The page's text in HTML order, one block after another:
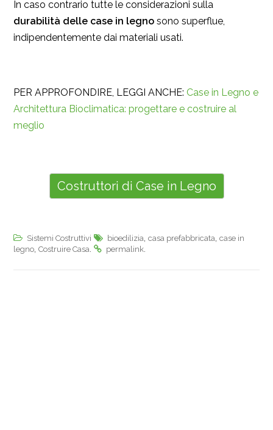
In caso contrario tutte le considerazioni sulla
durabilità delle case in legno sono superflue,
indipendentemente dai materiali usati.
PER APPROFONDIRE, LEGGI ANCHE: Case in Legno e
Architettura Bioclimatica: progettare e costruire al
meglio
Costruttori di Case in Legno
Sistemi Costruttivi bioedilizia casa prefabbricata case in
legno Costruire Casa permalink